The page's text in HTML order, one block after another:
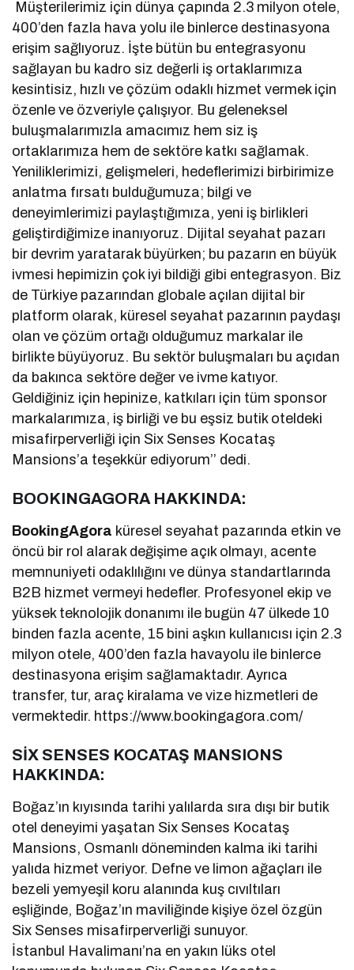
Müşterilerimiz için dünya çapında 2.3 milyon otele,
400’den fazla hava yolu ile binlerce destinasyona
erişim sağlıyoruz. İşte bütün bu entegrasyonu
sağlayan bu kadro siz değerli iş ortaklarımıza
kesintisiz, hızlı ve çözüm odaklı hizmet vermek için
özenle ve özveriyle çalışıyor. Bu geleneksel
buluşmalarımızla amacımız hem siz iş
ortaklarımıza hem de sektöre katkı sağlamak.
Yeniliklerimizi, gelişmeleri, hedeflerimizi birbirimize
anlatma fırsatı bulduğumuza; bilgi ve
deneyimlerimizi paylaştığımıza, yeni iş birlikleri
geliştirdiğimize inanıyoruz. Dijital seyahat pazarı
bir devrim yaratarak büyürken; bu pazarın en büyük
ivmesi hepimizin çok iyi bildiği gibi entegrasyon. Biz
de Türkiye pazarından globale açılan dijital bir
platform olarak, küresel seyahat pazarının paydaşı
olan ve çözüm ortağı olduğumuz markalar ile
birlikte büyüyoruz. Bu sektör buluşmaları bu açıdan
da bakınca sektöre değer ve ivme katıyor.
Geldiğiniz için hepinize, katkıları için tüm sponsor
markalarımıza, iş birliği ve bu eşsiz butik oteldeki
misafirperverliği için Six Senses Kocataş
Mansions’a teşekkür ediyorum’’ dedi.
BOOKINGAGORA HAKKINDA:
BookingAgora küresel seyahat pazarında etkin ve
öncü bir rol alarak değişime açık olmayı, acente
memnuniyeti odaklılığını ve dünya standartlarında
B2B hizmet vermeyi hedefler. Profesyonel ekip ve
yüksek teknolojik donanımı ile bugün 47 ülkede 10
binden fazla acente, 15 bini aşkın kullanıcısı için 2.3
milyon otele, 400’den fazla havayolu ile binlerce
destinasyona erişim sağlamaktadır. Ayrıca
transfer, tur, araç kiralama ve vize hizmetleri de
vermektedir. https://www.bookingagora.com/
SİX SENSES KOCATAŞ MANSIONS
HAKKINDA:
Boğaz’ın kıyısında tarihi yalılarda sıra dışı bir butik
otel deneyimi yaşatan Six Senses Kocataş
Mansions, Osmanlı döneminden kalma iki tarihi
yalıda hizmet veriyor. Defne ve limon ağaçları ile
bezeli yemyeşil koru alanında kuş cıvıltıları
eşliğinde, Boğaz’ın maviliğinde kişiye özel özgün
Six Senses misafirperverliği sunuyor.
İstanbul Havalimanı’na en yakın lüks otel